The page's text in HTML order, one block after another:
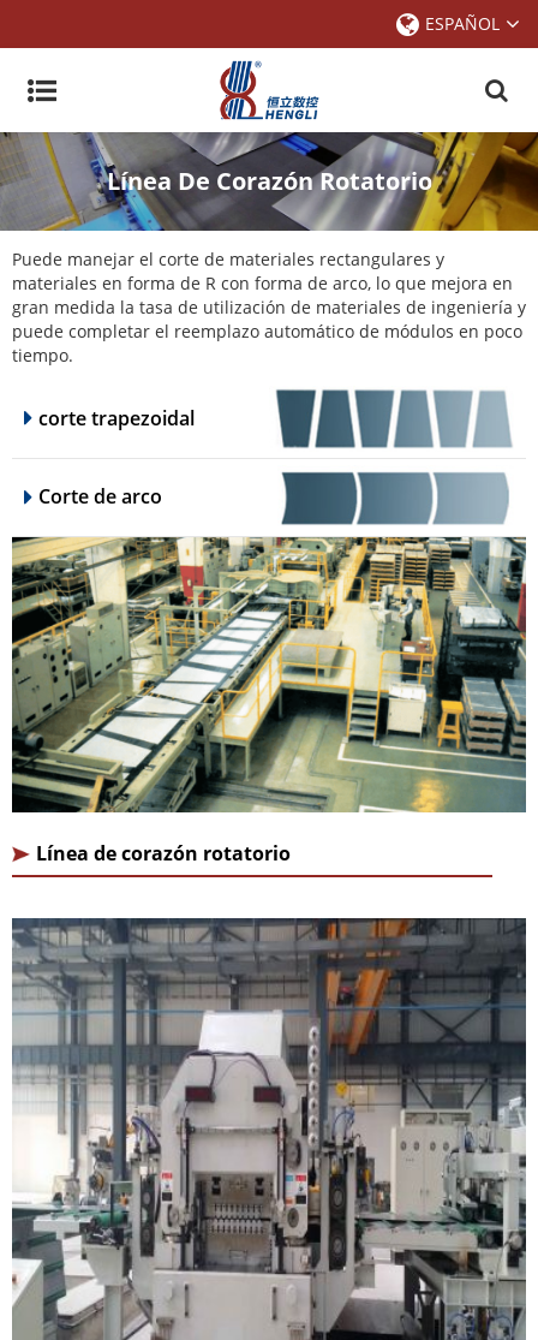
ESPAÑOL
Línea De Corazón Rotatorio
Puede manejar el corte de materiales rectangulares y
materiales en forma de R con forma de arco, lo que mejora en
gran medida la tasa de utilización de materiales de ingeniería y
puede completar el reemplazo automático de módulos en poco
tiempo.
corte trapezoidal
Corte de arco
Línea de corazón rotatorio